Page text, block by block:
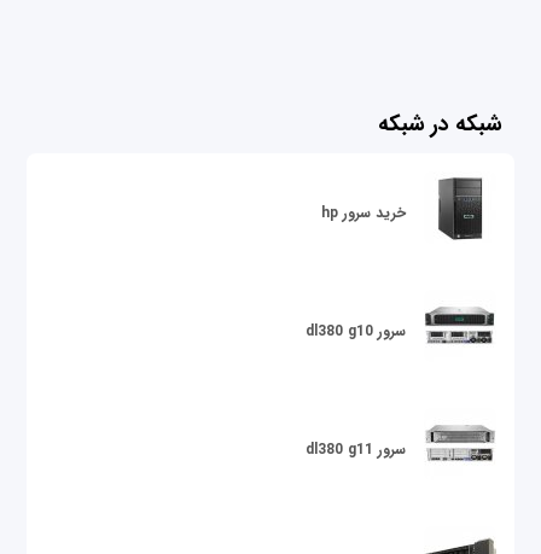
شبکه در شبکه
خرید سرور hp
سرور dl380 g10
سرور dl380 g11